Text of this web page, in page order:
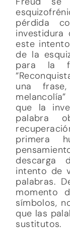
pérdida
investidura
este
de la
para la
una
que la
palabra
primera
descarga
intento de
palabras.
momento
símbolos,
que las
sustitutos.